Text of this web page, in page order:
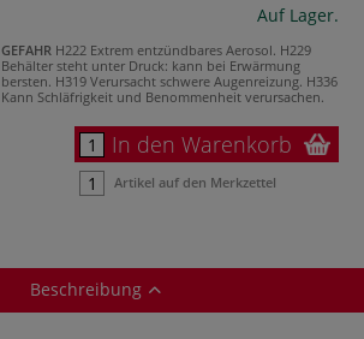
Auf Lager.
GEFAHR H222 Extrem entzündbares Aerosol. H229
Behälter steht unter Druck: kann bei Erwärmung
bersten. H319 Verursacht schwere Augenreizung. H336
Kann Schläfrigkeit und Benommenheit verursachen.
In den Warenkorb
Artikel auf den Merkzettel
Beschreibung